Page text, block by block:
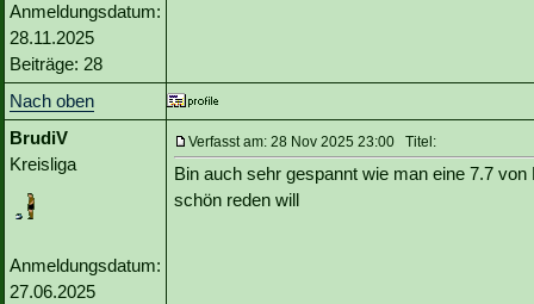
Anmeldungsdatum:
28.11.2025
Beiträge: 28
Nach oben
BrudiV
Kreisliga
Anmeldungsdatum:
27.06.2025
Verfasst am: 28 Nov 2025 23:00 Titel:
Bin auch sehr gespannt wie man eine 7.7
schön reden will